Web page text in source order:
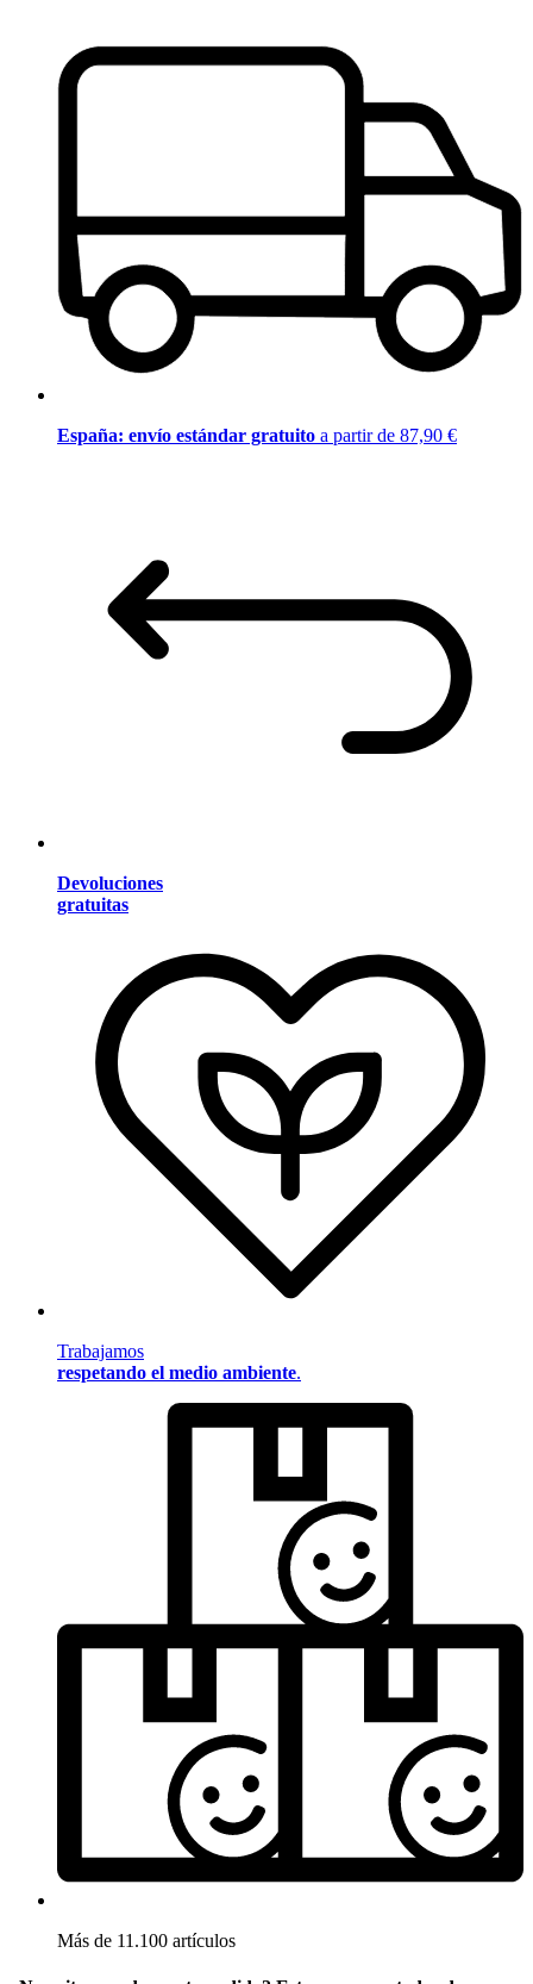
España: envío estándar gratuito a partir de 87,90 €
Devoluciones
gratuitas
Trabajamos
respetando el medio ambiente.
Más de 11.100 artículos